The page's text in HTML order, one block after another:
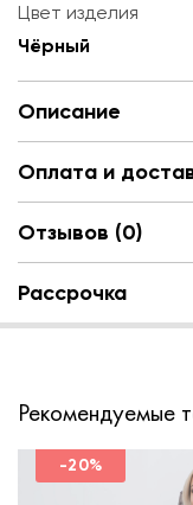
Цвет изделия
Чёрный
Описание
Оплата и
Отзывов (0)
Рассрочка
Рекомендуемые
-20%